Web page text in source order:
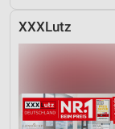
XXXLutz
Speichern von
auf einem